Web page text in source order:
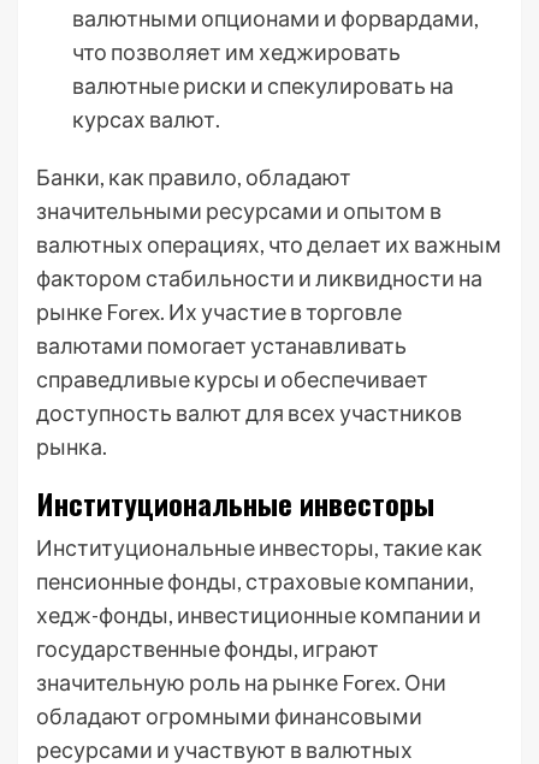
валютными опционами и форвардами,
что позволяет им хеджировать
валютные риски и спекулировать на
курсах валют.
Банки, как правило, обладают
значительными ресурсами и опытом в
валютных операциях, что делает их важным
фактором стабильности и ликвидности на
рынке Forex. Их участие в торговле
валютами помогает устанавливать
справедливые курсы и обеспечивает
доступность валют для всех участников
рынка.
Институциональные инвесторы
Институциональные инвесторы, такие как
пенсионные фонды, страховые компании,
хедж-фонды, инвестиционные компании и
государственные фонды, играют
значительную роль на рынке Forex. Они
обладают огромными финансовыми
ресурсами и участвуют в валютных